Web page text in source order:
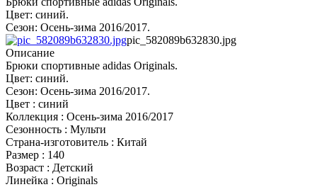
Цвет: синий.
Сезон: Осень-зима 2016/2017.
pic_582089b632830.jpg
Описание
Брюки спортивные adidas Originals.
Цвет: синий.
Сезон: Осень-зима 2016/2017.
Цвет : синий
Коллекция : Осень-зима 2016/2017
Сезонность : Мульти
Страна-изготовитель : Китай
Размер : 140
Возраст : Детский
Линейка : Originals